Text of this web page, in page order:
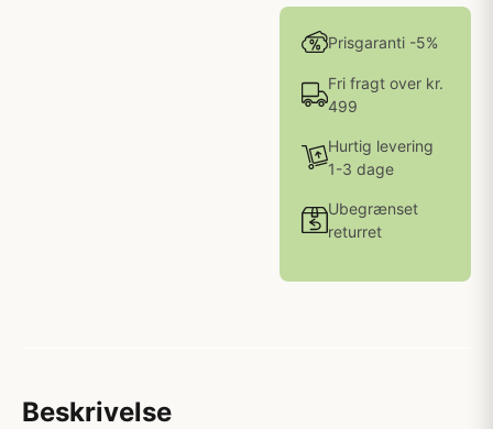
Prisgaranti -5%
Fri fragt over kr.
499
Hurtig levering
1-3 dage
Ubegrænset
returret
Beskrivelse